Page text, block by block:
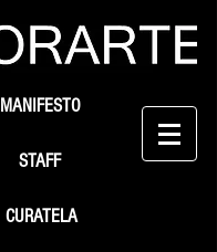
STAFF
MANIFESTO
CURATELA